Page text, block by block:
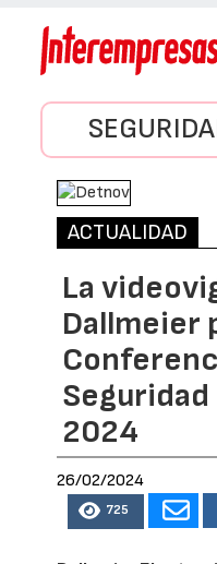
ACTUALIDAD
La
Dallmeier
2024
26/02/2024
725